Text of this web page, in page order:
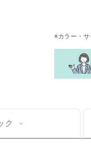
※カラー・
ク